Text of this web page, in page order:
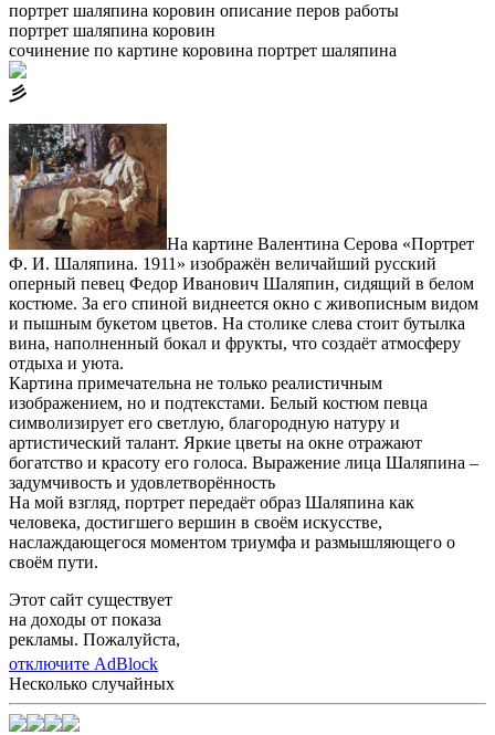
портрет шаляпина коровин описание перов работы
портрет шаляпина коровин
сочинение по картине коровина портрет шаляпина
⼺
На картине Валентина Серова «Портрет
Ф. И. Шаляпина. 1911» изображён величайший русский
оперный певец Федор Иванович Шаляпин, сидящий в белом
костюме. За его спиной виднеется окно с живописным видом
и пышным букетом цветов. На столике слева стоит бутылка
вина, наполненный бокал и фрукты, что создаёт атмосферу
отдыха и уюта.
Картина примечательна не только реалистичным
изображением, но и подтекстами. Белый костюм певца
символизирует его светлую, благородную натуру и
артистический талант. Яркие цветы на окне отражают
богатство и красоту его голоса. Выражение лица Шаляпина –
задумчивость и удовлетворённость
На мой взгляд, портрет передаёт образ Шаляпина как
человека, достигшего вершин в своём искусстве,
наслаждающегося моментом триумфа и размышляющего о
своём пути.
Этот сайт существует
на доходы от показа
рекламы. Пожалуйста,
отключите AdBlock
Несколько случайных